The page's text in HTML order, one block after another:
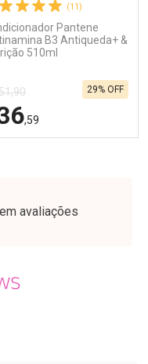
Desconto
R$ 17,59/cada
sem Desconto
(11)
Pantene
B3 Antiqueda+ &
510ml
,59
29% OFF
Menos
avaliações